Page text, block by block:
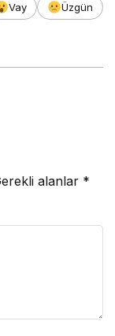
Vay
Üzgün
alanlar *